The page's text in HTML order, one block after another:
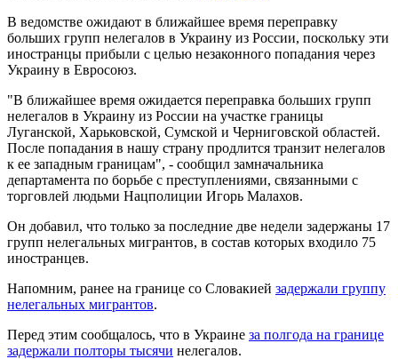
В ведомстве ожидают в ближайшее время переправку
больших групп нелегалов в Украину из России, поскольку эти
иностранцы прибыли с целью незаконного попадания через
Украину в Евросоюз.
"В ближайшее время ожидается переправка больших групп
нелегалов в Украину из России на участке границы
Луганской, Харьковской, Сумской и Черниговской областей.
После попадания в нашу страну продлится транзит нелегалов
к ее западным границам", - сообщил замначальника
департамента по борьбе с преступлениями, связанными с
торговлей людьми Нацполиции Игорь Малахов.
Он добавил, что только за последние две недели задержаны 17
групп нелегальных мигрантов, в состав которых входило 75
иностранцев.
Напомним, ранее на границе со Словакией задержали группу
нелегальных мигрантов.
Перед этим сообщалось, что в Украине за полгода на границе
задержали полторы тысячи нелегалов.